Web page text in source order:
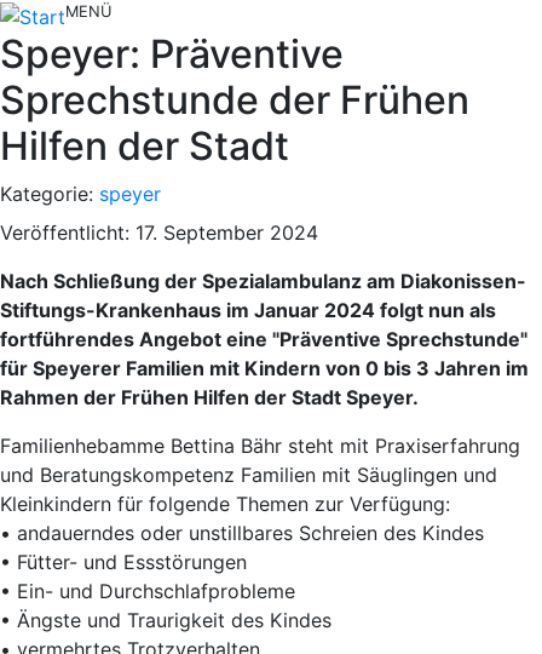
MENÜ
Speyer: Präventive
Sprechstunde der Frühen
Hilfen der Stadt
Kategorie: speyer
Veröffentlicht: 17. September 2024
Nach Schließung der Spezialambulanz am Diakonissen-
Stiftungs-Krankenhaus im Januar 2024 folgt nun als
fortführendes Angebot eine "Präventive Sprechstunde"
für Speyerer Familien mit Kindern von 0 bis 3 Jahren im
Rahmen der Frühen Hilfen der Stadt Speyer.
Familienhebamme Bettina Bähr steht mit Praxiserfahrung
und Beratungskompetenz Familien mit Säuglingen und
Kleinkindern für folgende Themen zur Verfügung:
• andauerndes oder unstillbares Schreien des Kindes
• Fütter- und Essstörungen
• Ein- und Durchschlafprobleme
• Ängste und Traurigkeit des Kindes
• vermehrtes Trotzverhalten